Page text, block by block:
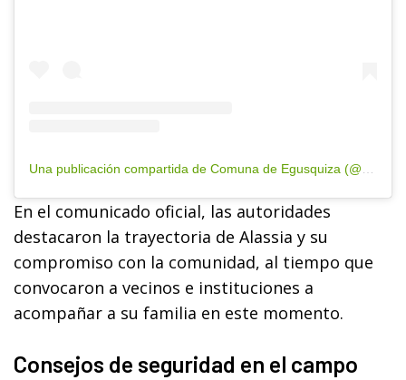
En el comunicado oficial, las autoridades
destacaron la trayectoria de Alassia y su
compromiso con la comunidad, al tiempo que
convocaron a vecinos e instituciones a
acompañar a su familia en este momento.
Consejos de seguridad en el campo